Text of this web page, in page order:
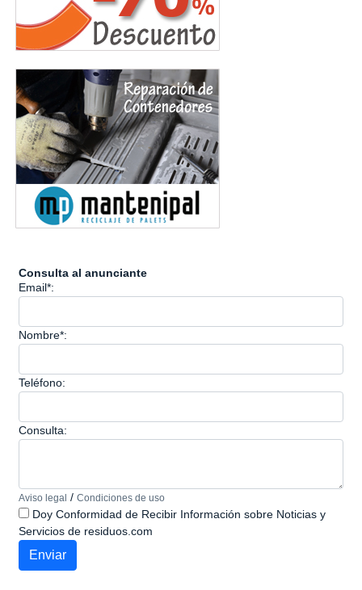
Consulta al anunciante
Email*:
Nombre*:
Teléfono:
Consulta:
Aviso legal / Condiciones de uso
Doy Conformidad de Recibir Información sobre Noticias y
Servicios de residuos.com